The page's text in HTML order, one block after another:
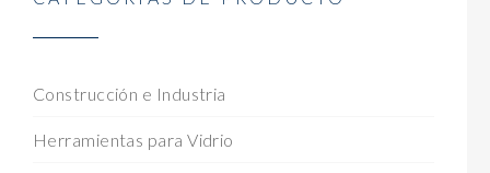
Construcción e Industria
Herramientas para Vidrio